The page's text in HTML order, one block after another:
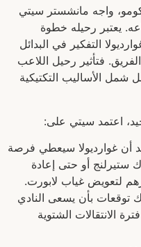
واجه مانشستر سيتي
يعتبر رحيله خطوة
التفكير في البدائل
فتأثير رحيل اللاعب
الأساليب التكتيكية
اعتمد سيتي على:
أن غوارديولا سيعطي فرصة
ستيرلنج أو حتى إعادة
لتعويض غياب لابورت.
توقعات بأن يسعى النادي
الانتقالات الشتوية